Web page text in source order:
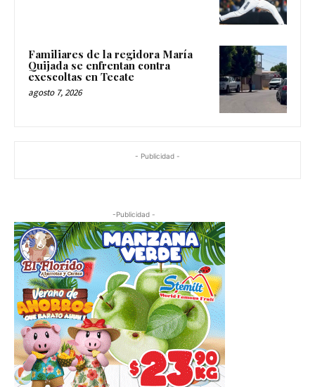
Familiares de la regidora María
Quijada se enfrentan contra
exescoltas en Tecate
agosto 7, 2026
- Publicidad -
-Publicidad -